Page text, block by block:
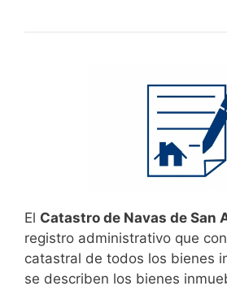
El Catastro de Navas de San
registro administrativo que
catastral de todos los bienes
se describen los bienes